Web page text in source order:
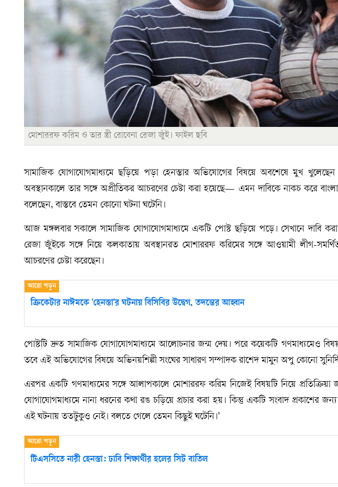
মোশাররফ করিম ও তার স্ত্রী রোবেনা রেজা জুঁই। ফাইল ছবি
সামাজিক যোগাযোগমাধ্যমে ছড়িয়ে পড়া হেনস্তার অভিযোগের বিষয়ে অবশেষে মুখ
অবস্থানকালে তার সঙ্গে অপ্রীতিকর আচরণের চেষ্টা করা হয়েছে— এমন দাবিকে নাকচ করে
বলেছেন, বাস্তবে তেমন কোনো ঘটনা ঘটেনি।
আজ মঙ্গলবার সকালে সামাজিক যোগাযোগমাধ্যমে একটি পোস্ট ছড়িয়ে পড়ে। সেখানে দাবি করা
রেজা জুঁইকে সঙ্গে নিয়ে কলকাতায় অবস্থানরত মোশাররফ করিমের সঙ্গে আওয়ামী লীগ-
আচরণের চেষ্টা করেছেন।
ক্রিকেটার নাঈমকে 'হেনস্তা'র ঘটনায় বিসিবির উদ্বেগ, তদন্তের আহ্বান
পোস্টটি দ্রুত সামাজিক যোগাযোগমাধ্যমে আলোচনার জন্ম দেয়। পরে কয়েকটি গণমাধ্যমেও
তবে এই অভিযোগের বিষয়ে অভিনয়শিল্পী সংঘের সাধারণ সম্পাদক রাশেদ মামুন অপু কোনো
এরপর একটি গণমাধ্যমের সঙ্গে আলাপকালে মোশাররফ করিম নিজেই বিষয়টি নিয়ে প্রতিক্রিয়া
যোগাযোগমাধ্যমে নানা ধরনের কথা রঙ চড়িয়ে প্রচার করা হয়। কিন্তু একটি সংবাদ প্রকাশের
এই ঘটনায় ততটুকুও নেই। বলতে গেলে তেমন কিছুই ঘটেনি।’
টিএসসিতে নারী হেনস্তা: ঢাবি শিক্ষার্থীর হলের সিট বাতিল